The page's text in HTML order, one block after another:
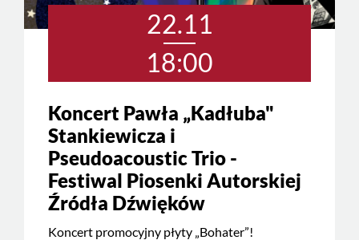
22.11
18:00
Koncert Pawła „Kadłuba"
Stankiewicza i
Pseudoacoustic Trio -
Festiwal Piosenki Autorskiej
Źródła Dźwięków
Koncert promocyjny płyty „Bohater”!